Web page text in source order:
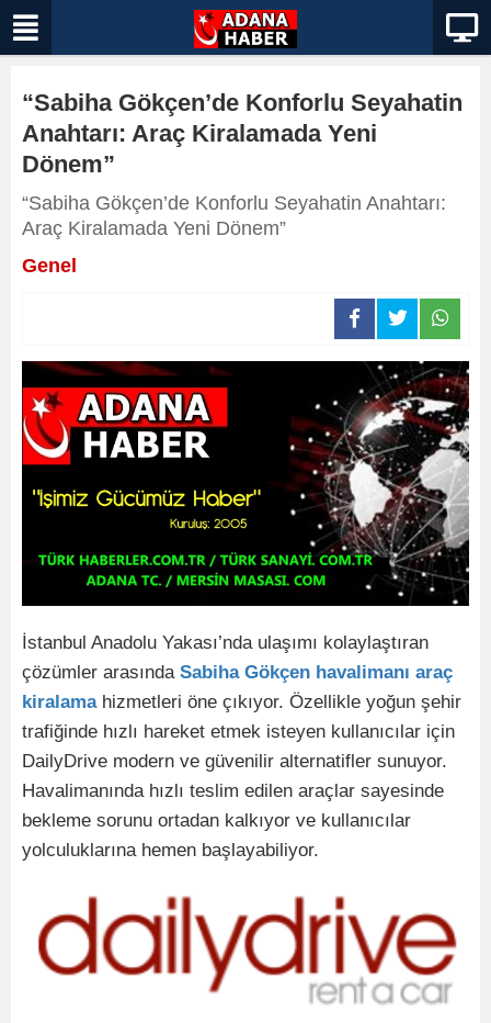
“Sabiha Gökçen’de Konforlu Seyahatin
Anahtarı: Araç Kiralamada Yeni
Dönem”
“Sabiha Gökçen’de Konforlu Seyahatin Anahtarı:
Araç Kiralamada Yeni Dönem”
Genel
İstanbul Anadolu Yakası’nda ulaşımı kolaylaştıran
çözümler arasında Sabiha Gökçen havalimanı araç
kiralamahizmetleri öne çıkıyor. Özellikle yoğun şehir
trafiğinde hızlı hareket etmek isteyen kullanıcılar için
DailyDrive modern ve güvenilir alternatifler sunuyor.
Havalimanında hızlı teslim edilen araçlar sayesinde
bekleme sorunu ortadan kalkıyor ve kullanıcılar
yolculuklarına hemen başlayabiliyor.